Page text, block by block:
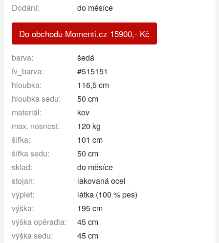
Dodání:
do měsíce
Do obchodu Momenti.cz 15900,- Kč
barva:
šedá
fv_barva:
#515151
hloubka:
116,5 cm
hloubka sedu:
50 cm
materiál:
kov
max. nosnost:
120 kg
šířka:
101 cm
šířka sedu:
50 cm
sklad:
do měsíce
stojan:
lakovaná ocel
výplet:
látka (100 % pes)
výška:
195 cm
výška opěradla:
45 cm
výška sedu:
45 cm